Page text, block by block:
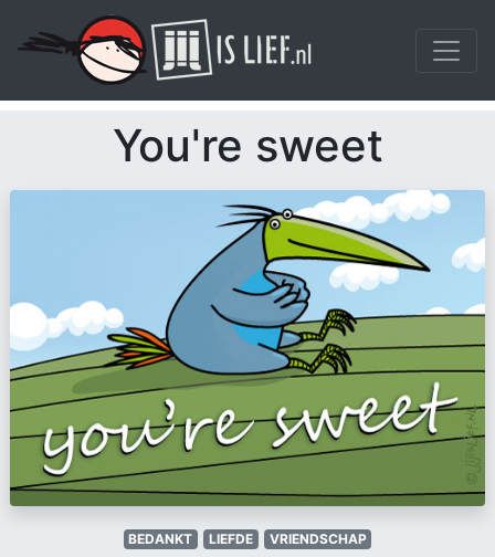
You're sweet
BEDANKT LIEFDE VRIENDSCHAP